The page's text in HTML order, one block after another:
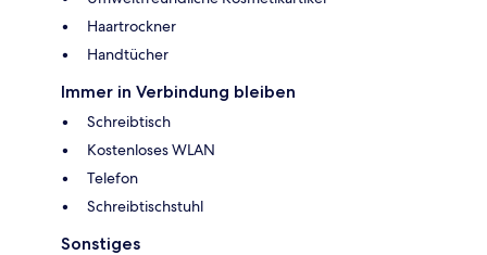
Haartrockner
Handtücher
Immer in Verbindung bleiben
Schreibtisch
Kostenloses WLAN
Telefon
Schreibtischstuhl
Sonstiges